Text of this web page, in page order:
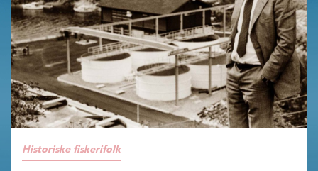
Historiske fiskerifolk